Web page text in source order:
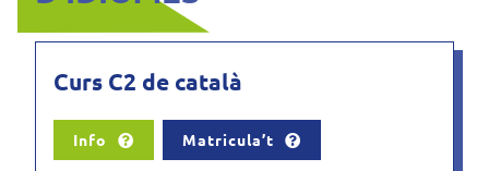
Curs C2 de català
Info Matricula’t